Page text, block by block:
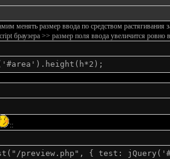
менять размер ввода по средством растягивания
браузера >> размер поля ввода увеличится
::
preview.php", { test: